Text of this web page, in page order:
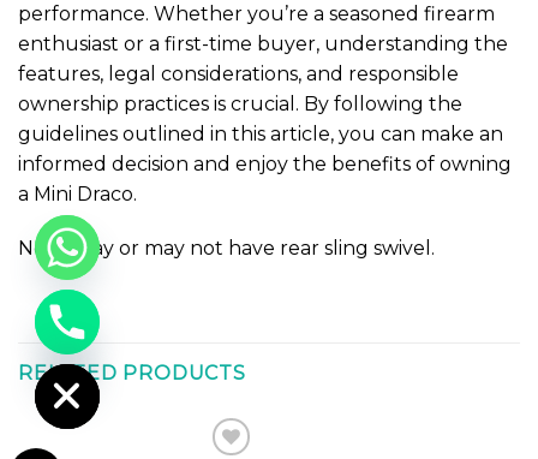
performance. Whether you’re a seasoned firearm
enthusiast or a first-time buyer, understanding the
features, legal considerations, and responsible
ownership practices is crucial. By following the
guidelines outlined in this article, you can make an
informed decision and enjoy the benefits of owning
a Mini Draco.
Note: May or may not have rear sling swivel.
RELATED PRODUCTS
HIDE